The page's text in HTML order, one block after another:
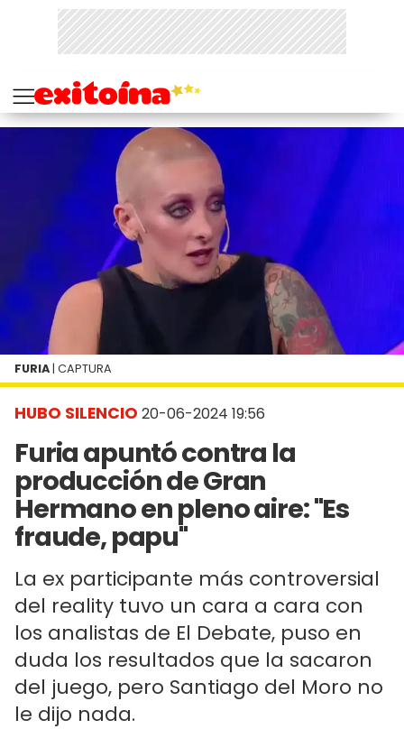
HUBO SILENCIO 20-06-2024 19:56
Furia apuntó contra la
producción de Gran
Hermano en pleno aire: "Es
fraude, papu"
La ex participante más controversial
del reality tuvo un cara a cara con
los analistas de El Debate, puso en
duda los resultados que la sacaron
del juego, pero Santiago del Moro no
le dijo nada.
FURIA | CAPTURA